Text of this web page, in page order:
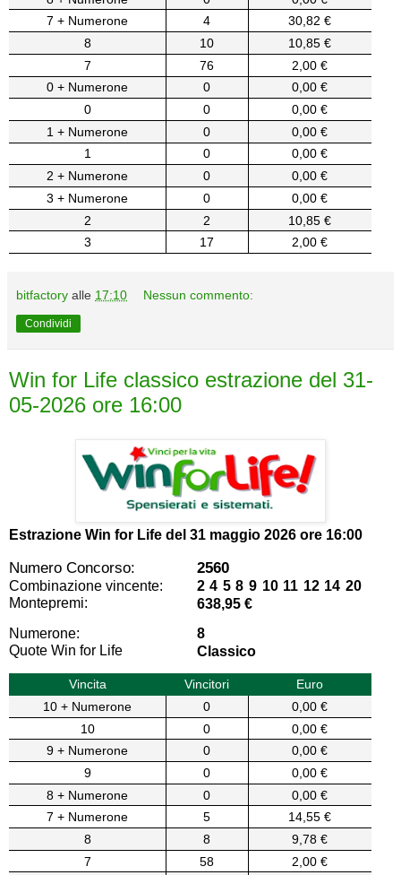
7 + Numerone
4
30,82 €
8
10
10,85 €
7
76
2,00 €
0 + Numerone
0
0,00 €
0
0
0,00 €
1 + Numerone
0
0,00 €
1
0
0,00 €
2 + Numerone
0
0,00 €
3 + Numerone
0
0,00 €
2
2
10,85 €
3
17 2,00 €
bitfactory alle 17:10 Nessun commento:
Condividi
Win for Life classico estrazione del 31-
05-2026 ore 16:00
Estrazione Win for Life del 31 maggio 2026 ore 16:00
Numero Concorso: 2560
Combinazione vincente:
2 4 5 8 9 10 11 12 14 20
Montepremi:
638,95 €
Numerone:
8
Quote Win for Life
Classico
Vincita Vincitori
Euro
10 + Numerone
0
0,00 €
10
0
0,00 €
9 + Numerone
0
0,00 €
9
0
0,00 €
8 + Numerone
0
0,00 €
7 + Numerone
5
14,55 €
8
8
9,78 €
7
58
2,00 €